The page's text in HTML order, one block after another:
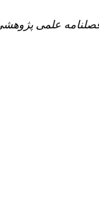
علمی